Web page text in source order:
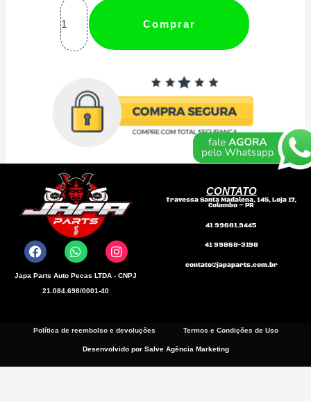
AN12
Reta
para
Aeroquip
Edition
(Preta)Metal
Horse
quantidade
Comprar
a
c
e
b
W
h
a
t
s
a
n
s
t
a
m
Japa Parts Auto Pecas LTDA - CNPJ
21.084.698/0001-40
CONTATO
Travessa Santa Madalena, 145, Loja 17,
Colombo – PR
41 99681.9445
41 99868-3198
contato@japaparts.com.br
Política de reembolso e devoluções Termos e Condições de Uso
Desenvolvido por Salve Agência Marketing